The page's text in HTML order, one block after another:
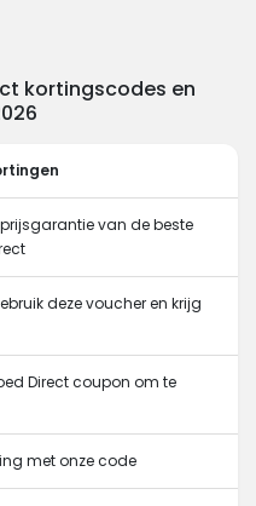
kortingscodes en
van de beste
deze voucher en krijg
Direct coupon om te
met onze code